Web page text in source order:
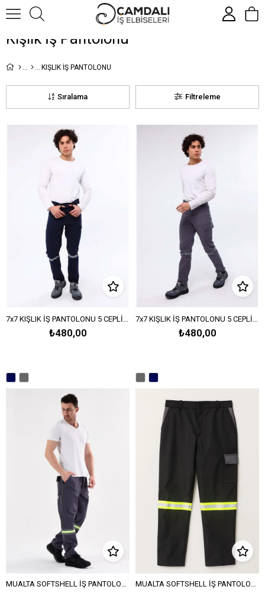
Kışlık İş Pantolonu
KIŞLIK İŞ PANTOLONU
Filtreleme
Sıralama
₺480,00 ₺480,00
MUALTA SOFTSHELL İŞ PANTOLONU -Orta Gri MUALTA SOFTSHELL İŞ PANTOLONU -Siyah